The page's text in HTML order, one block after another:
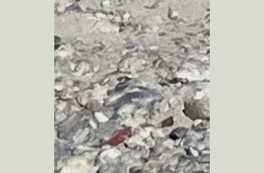
The Note book / Note book
Yさんのための家
cobuke coffee
Oさんのための家
Sさんのための家
Kさんのためのアパート
Tkさんのためのアパート
Tさんのためのアパート
Kさんのための家
つりはいらないよ食堂
住総研 2023
開宅舎のためのメンテナンス
開宅舎ディレクション
明日の郊外団地
拡張設計 吉野台団地 いすみがく